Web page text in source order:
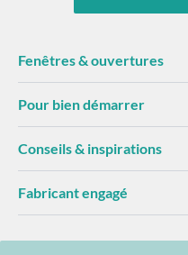
Fenêtres & ouvertures
Pour bien démarrer
Conseils & inspirations
Fabricant engagé